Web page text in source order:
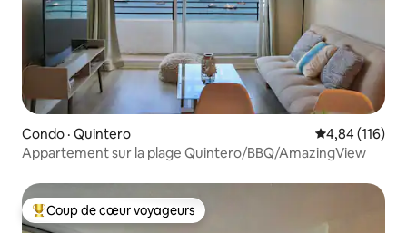
Condo · Quintero Note
4,84 (116)
Appartement sur la plage Quintero/BBQ/AmazingView
Coup de cœur voyageurs parmi les plus aimés
Coup de cœur voyageurs